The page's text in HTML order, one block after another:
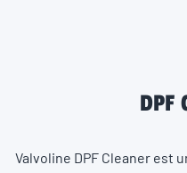
DPF
Valvoline DPF Cleaner est